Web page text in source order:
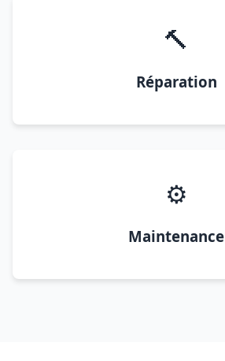
🔨
Réparation
⚙️
Maintenance